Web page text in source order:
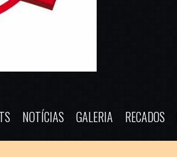
NOTÍCIAS GALERIA RECADOS